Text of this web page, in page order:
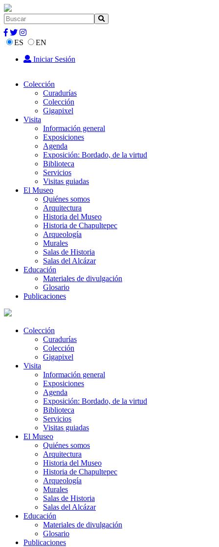
ES
EN
Iniciar Sesión
Colección
Curadurías
Colección
Gigapixel
Visita
Información general
Exposiciones
Agenda
Exposición: Bordado, de la virtud
Biblioteca
Servicios
Visitas guiadas
El Museo
Quiénes somos
Arquitectura
Historia del Museo
Historia de Chapultepec
Arqueología
Murales
Salas de Historia
Salas del Alcázar
Educación
Materiales de divulgación
Glosario
Publicaciones
Colección
Curadurías
Colección
Gigapixel
Visita
Información general
Exposiciones
Agenda
Exposición: Bordado, de la virtud
Biblioteca
Servicios
Visitas guiadas
El Museo
Quiénes somos
Arquitectura
Historia del Museo
Historia de Chapultepec
Arqueología
Murales
Salas de Historia
Salas del Alcázar
Educación
Materiales de divulgación
Glosario
Publicaciones